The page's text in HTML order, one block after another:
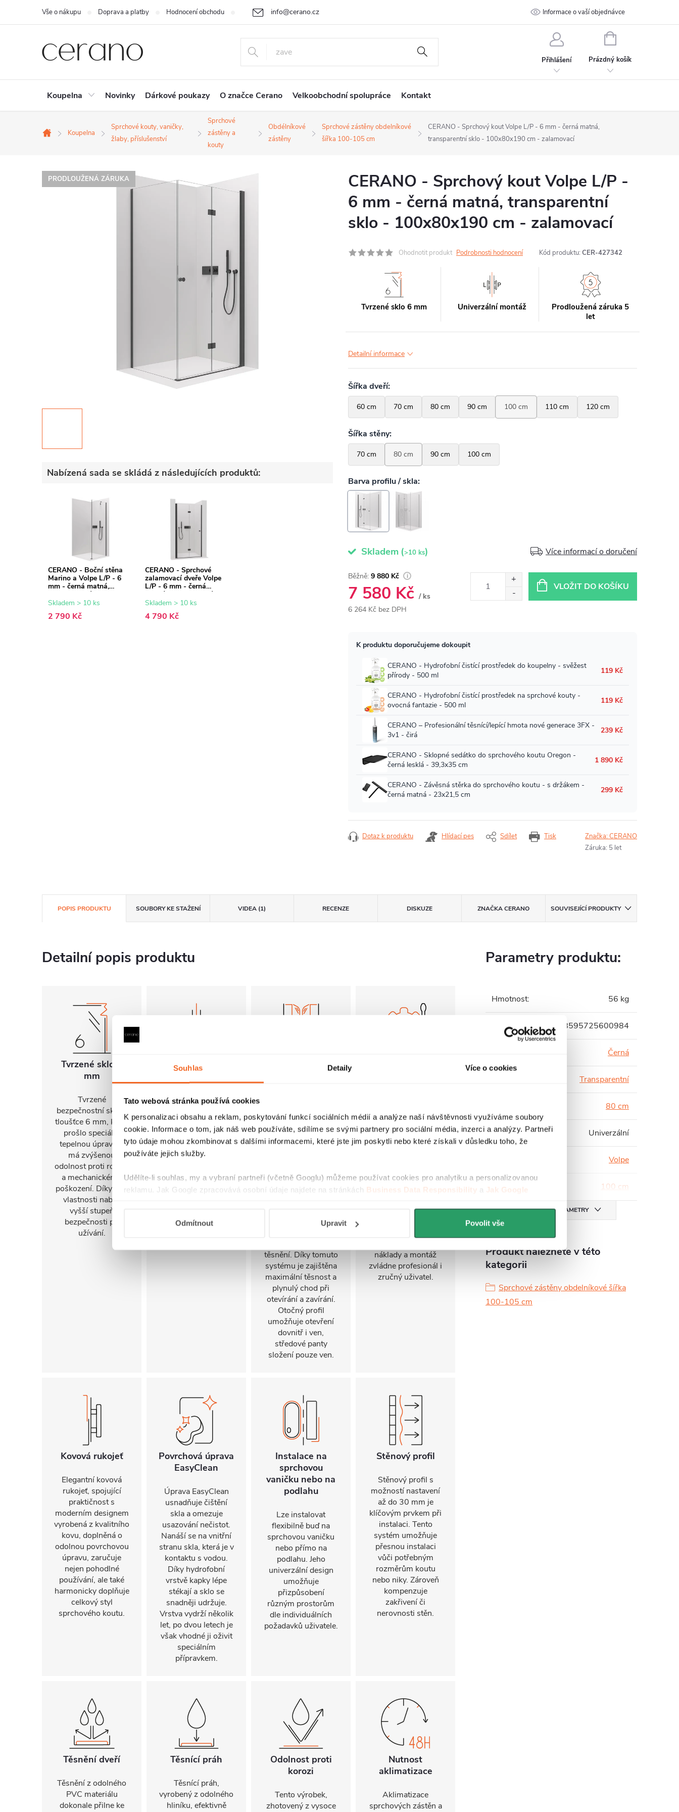
Souhlas Detaily Více o cookies
Tato webová stránka používá cookies
K personalizaci obsahu a reklam, poskytování funkcí sociálních médií a analýze naší návštěvnosti využíváme soubory
cookie. Informace o tom, jak náš web používáte, sdílíme se svými partnery pro sociální média, inzerci a analýzy. Partneři
tyto údaje mohou zkombinovat s dalšími informacemi, které jste jim poskytli nebo které získali v důsledku toho, že
používáte jejich služby.
Udělíte-li souhlas, my a vybraní partneři (včetně Googlu) můžeme používat cookies pro analytiku a personalizovanou
reklamu. Jak Google zpracovává osobní údaje najdete na stránkách Business Data Responsibility a Jak Google
Odmítnout Upravit Povolit vše
+420 226 400 232
info@cerano.cz
Vše o nákupu Doprava a platby Hodnocení obchodu Cenová nabídka na míru Ochrana osobních údajů Kontakt
Informace o vaší objednávce
Přihlášení
NÁKUPNÍ
Prázdný košík
Koupelna Novinky Dárkové poukazy O značce Cerano Velkoobchodní spolupráce Kontakt
Domů
Koupelna
Sprchové kouty, vaničky,
žlaby, příslušenství
Sprchové
zástěny a
kouty
Obdélníkové
zástěny
Sprchové zástěny obdelníkové
šířka 100-105 cm
CERANO - Sprchový kout Volpe L/P - 6 mm - černá matná,
transparentní sklo - 100x80x190 cm - zalamovací
PRODLOUŽENÁ ZÁRUKA
Nabízená sada se skládá z následujících produktů:
CERANO - Boční stěna
Marino a Volpe L/P - 6
mm - černá matná,
transparentní sklo -
80x190 cm
Skladem > 10 ks
2 790 Kč
CERANO - Sprchové
zalamovací dveře Volpe
L/P - 6 mm - černá
matná, transparentní sklo
- 100x190 cm
Skladem > 10 ks
4 790 Kč
CERANO - Sprchový kout Volpe L/P -
6 mm - černá matná, transparentní
sklo - 100x80x190 cm - zalamovací
Ohodnotit produkt Podrobnosti hodnocení Kód produktu: CER-427342
Tvrzené sklo 6 mm Univerzální montáž
Prodloužená záruka 5
let
Detailní informace
Skladem (>10 ks) Více informací o doručení
9 880 Kč
7 580 Kč / ks
6 264 Kč bez DPH
VLOŽIT DO KOŠÍKU
Tisk
Dotaz k produktu Hlídací pes Sdílet Značka:CERANO
Záruka: 5 let
POPIS PRODUKTU SOUBORY KE STAŽENÍ VIDEA (1) RECENZE DISKUZE ZNAČKACERANO SOUVISEJÍCÍ PRODUKTY
Detailní popis produktu
Tvrzené sklo 6
mm
Tvrzené
bezpečnostní sklo o
tloušťce 6 mm, které
prošlo speciální
tepelnou úpravou,
má zvýšenou
odolnost proti rozbití
a mechanickému
poškození. Díky této
vlastnosti nabízí
vyšší stupeň
bezpečnosti při
užívání.
Univerzální
FlexSide systém
na pravou i levou
stranu. Díky tomu se
sprchový kout
snadno přizpůsobí
uspořádání koupelny
a jejím prostorovým
Zalamovací dveře
pneumatickým
zdvihem, ten funguje
na principu
s dveřmi
automaticky
ke snížení tření
těsnění. Díky tomuto
systému je zajištěna
maximální těsnost a
plynulý chod při
otevírání a zavírání.
Otočný profil
umožňuje otevření
dovnitř i ven,
středové panty
složení pouze ven.
sestavení
sprchového koutu,
často i jednou
výroby se do sebe
jednoduše zasouvají
šroubování či
náklady a montáž
zvládne profesionál i
zručný uživatel.
Kovová rukojeť
Elegantní kovová
rukojeť, spojující
praktičnost s
moderním designem
vyrobená z kvalitního
kovu, doplněná o
odolnou povrchovou
úpravu, zaručuje
nejen pohodlné
používání, ale také
harmonicky doplňuje
celkový styl
sprchového koutu.
Povrchová úprava
EasyClean
Úprava EasyClean
usnadňuje čištění
skla a omezuje
usazování nečistot.
Nanáší se na vnitřní
stranu skla, která je v
kontaktu s vodou.
Díky hydrofobní
vrstvě kapky lépe
stékají a sklo se
snadněji udržuje.
Vrstva vydrží několik
let, po dvou letech je
však vhodné ji oživit
speciálním
přípravkem.
Instalace na
sprchovou
vaničku nebo na
podlahu
Lze instalovat
flexibilně buď na
sprchovou vaničku
nebo přímo na
podlahu. Jeho
univerzální design
umožňuje
přizpůsobení
různým prostorům
dle individuálních
požadavků uživatele.
Stěnový profil
Stěnový profil s
možností nastavení
až do 30 mm je
klíčovým prvkem při
instalaci. Tento
systém umožňuje
přesnou instalaci
vůči potřebným
rozměrům koutu
nebo niky. Zároveň
kompenzuje
zakřivení či
nerovnosti stěn.
Těsnění dveří
Těsnění z odolného
PVC materiálu
dokonale přilne ke
Těsnící práh
Těsnící práh,
vyrobený z odolného
hliníku, efektivně
Odolnost proti
korozi
Tento výrobek,
zhotovený z vysoce
Nutnost
aklimatizace
Aklimatizace
sprchových zástěn a
Parametry produktu:
Hmotnost: 56 kg
EAN: 8595725600984
Černá
Transparentní
80 cm
Instalace Univerzální
Volpe
Šířka: 100 cm
VŠECHNY PARAMETRY
Produkt naleznete v této
kategorii
Sprchové zástěny obdelníkové šířka
100-105 cm